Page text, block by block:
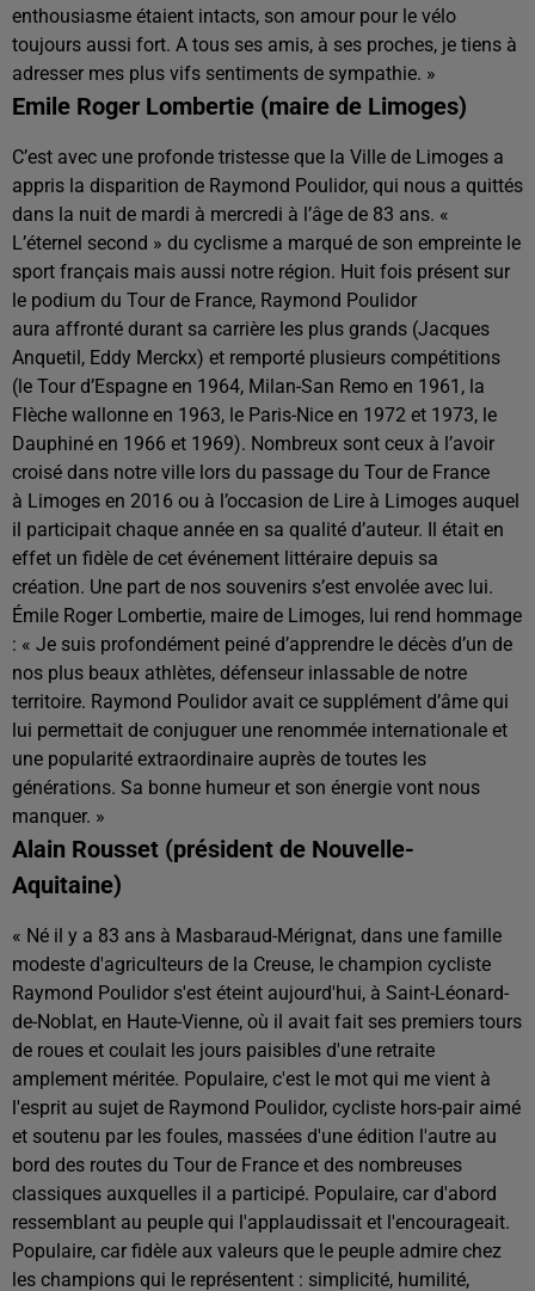
enthousiasme étaient intacts, son amour pour le vélo
toujours aussi fort. A tous ses amis, à ses proches, je tiens à
adresser mes plus vifs sentiments de sympathie. »
Emile Roger Lombertie (maire de Limoges)
C’est avec une profonde tristesse que la Ville de Limoges a
appris la disparition de Raymond Poulidor, qui nous a quittés
dans la nuit de mardi à mercredi à l’âge de 83 ans. «
L’éternel second » du cyclisme a marqué de son empreinte le
sport français mais aussi notre région. Huit fois présent sur
le podium du Tour de France, Raymond Poulidor
aura affronté durant sa carrière les plus grands (Jacques
Anquetil, Eddy Merckx) et remporté plusieurs compétitions
(le Tour d’Espagne en 1964, Milan-San Remo en 1961, la
Flèche wallonne en 1963, le Paris-Nice en 1972 et 1973, le
Dauphiné en 1966 et 1969). Nombreux sont ceux à l’avoir
croisé dans notre ville lors du passage du Tour de France
à Limoges en 2016 ou à l’occasion de Lire à Limoges auquel
il participait chaque année en sa qualité d’auteur. Il était en
effet un fidèle de cet événement littéraire depuis sa
création. Une part de nos souvenirs s’est envolée avec lui.
Émile Roger Lombertie, maire de Limoges, lui rend hommage
: « Je suis profondément peiné d’apprendre le décès d’un de
nos plus beaux athlètes, défenseur inlassable de notre
territoire. Raymond Poulidor avait ce supplément d’âme qui
lui permettait de conjuguer une renommée internationale et
une popularité extraordinaire auprès de toutes les
générations. Sa bonne humeur et son énergie vont nous
manquer. »
Alain Rousset (président de Nouvelle-
Aquitaine)
« Né il y a 83 ans à Masbaraud-Mérignat, dans une famille
modeste d'agriculteurs de la Creuse, le champion cycliste
Raymond Poulidor s'est éteint aujourd'hui, à Saint-Léonard-
de-Noblat, en Haute-Vienne, où il avait fait ses premiers tours
de roues et coulait les jours paisibles d'une retraite
amplement méritée. Populaire, c'est le mot qui me vient à
l'esprit au sujet de Raymond Poulidor, cycliste hors-pair aimé
et soutenu par les foules, massées d'une édition l'autre au
bord des routes du Tour de France et des nombreuses
classiques auxquelles il a participé. Populaire, car d'abord
ressemblant au peuple qui l'applaudissait et l'encourageait.
Populaire, car fidèle aux valeurs que le peuple admire chez
les champions qui le représentent : simplicité, humilité,